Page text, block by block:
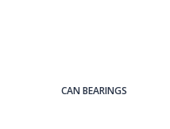
CAN BEARINGS